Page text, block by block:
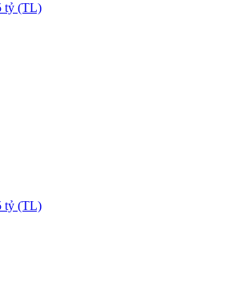
tỷ (TL)
tỷ (TL)